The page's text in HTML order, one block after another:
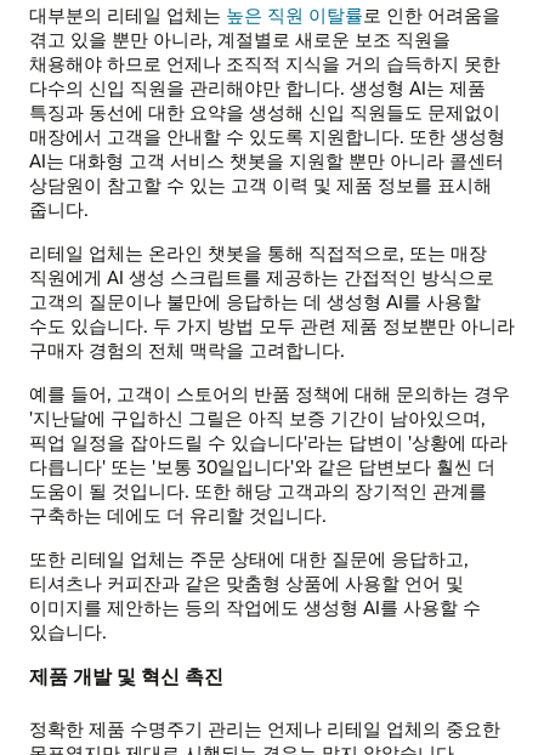
대부분의 리테일 업체는 높은 직원 이탈률로 인한 어려움을
겪고 있을 뿐만 아니라, 계절별로 새로운 보조 직원을
채용해야 하므로 언제나 조직적 지식을 거의 습득하지 못한
다수의 신입 직원을 관리해야만 합니다. 생성형 AI는 제품
특징과 동선에 대한 요약을 생성해 신입 직원들도 문제없이
매장에서 고객을 안내할 수 있도록 지원합니다. 또한 생성형
AI는 대화형 고객 서비스 챗봇을 지원할 뿐만 아니라 콜센터
상담원이 참고할 수 있는 고객 이력 및 제품 정보를 표시해
줍니다.
리테일 업체는 온라인 챗봇을 통해 직접적으로, 또는 매장
직원에게 AI 생성 스크립트를 제공하는 간접적인 방식으로
고객의 질문이나 불만에 응답하는 데 생성형 AI를 사용할
수도 있습니다. 두 가지 방법 모두 관련 제품 정보뿐만 아니라
구매자 경험의 전체 맥락을 고려합니다.
예를 들어, 고객이 스토어의 반품 정책에 대해 문의하는 경우
'지난달에 구입하신 그릴은 아직 보증 기간이 남아있으며,
픽업 일정을 잡아드릴 수 있습니다'라는 답변이 '상황에 따라
다릅니다' 또는 '보통 30일입니다'와 같은 답변보다 훨씬 더
도움이 될 것입니다. 또한 해당 고객과의 장기적인 관계를
구축하는 데에도 더 유리할 것입니다.
또한 리테일 업체는 주문 상태에 대한 질문에 응답하고,
티셔츠나 커피잔과 같은 맞춤형 상품에 사용할 언어 및
이미지를 제안하는 등의 작업에도 생성형 AI를 사용할 수
있습니다.
제품 개발 및 혁신 촉진
정확한 제품 수명주기 관리는 언제나 리테일 업체의 중요한